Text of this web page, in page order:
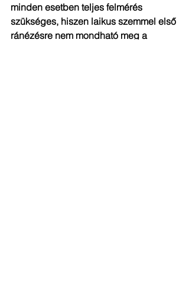
minden esetben teljes felmérés
szükséges, hiszen laikus szemmel első
ránézésre nem mondható meg a